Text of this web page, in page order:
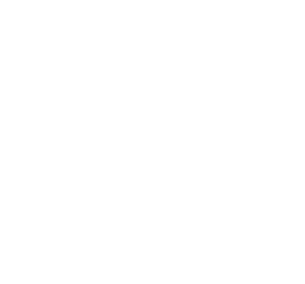
の原本（確認後、お返しします。）
込時点において改葬許可証の交付
親族関係が確認できる書類
月以内に交付のもの。）
月以内に交付のもの。）
月以内に交付のもの。）